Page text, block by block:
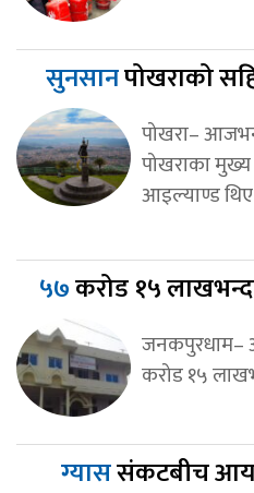
सुनसानपोखराको
पोखरा–
पोखराका
आइल्याण्ड थिए
५७करोड १५
जनकपुरधाम–
करोड १५
ग्याससंकटबीच